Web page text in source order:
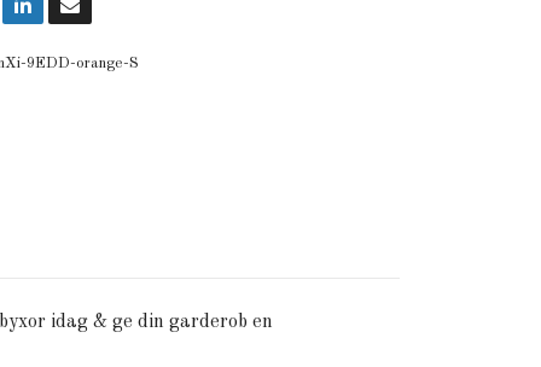
9EDD-orange-S
idag & ge din garderob en